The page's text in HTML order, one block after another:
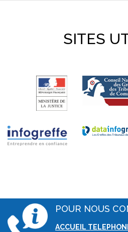
SITES
POUR NOUS
ACCUEIL